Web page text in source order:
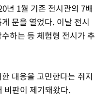
년 1월 기존 전시관의 7배
문을 열었다. 이날 전시
하는 등 체험형 전시가 추
대응을 고민한다는 취지
비판이 제기돼왔다.